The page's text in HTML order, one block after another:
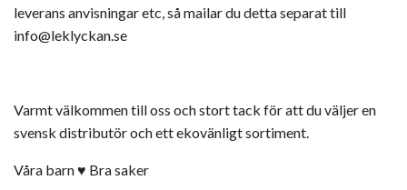
leverans anvisningar etc, så mailar du detta separat till
info@leklyckan.se
Varmt välkommen till oss och stort tack för att du väljer en
svensk distributör och ett ekovänligt sortiment.
Våra barn ♥ Bra saker